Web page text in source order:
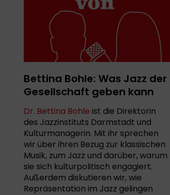
Bettina Bohle: Was Jazz der
Gesellschaft geben kann
Dr. Bettina Bohle ist die Direktorin
des Jazzinstituts Darmstadt und
Kulturmanagerin. Mit ihr sprechen
wir über ihren Bezug zur klassischen
Musik, zum Jazz und darüber, warum
sie sich kulturpolitisch engagiert.
Außerdem diskutieren wir, wie
Repräsentation im Jazz gelingen